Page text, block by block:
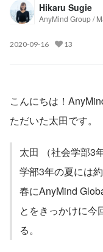
Hikaru Sugie
AnyMind Group /
2020-09-16 13
こんにちは！
ただいた太田です。
太田 （社会学部3
学部3年の夏には
春にAnyMind
とをきっかけに今
る。